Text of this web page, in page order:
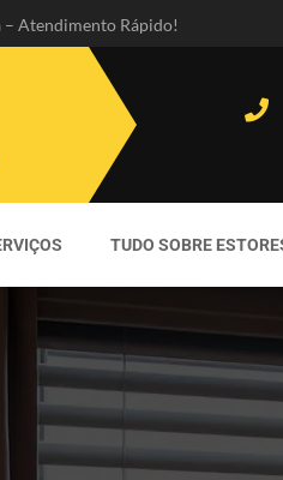
– Atendimento Rápido!
TUDO SOBRE